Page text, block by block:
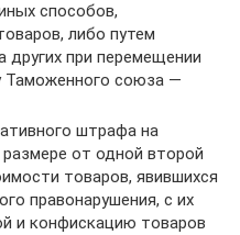
способов,
либо путем
при перемещении
Таможенного союза —
штрафа на
от одной второй
товаров, явившихся
правонарушения, с их
и конфискацию товаров